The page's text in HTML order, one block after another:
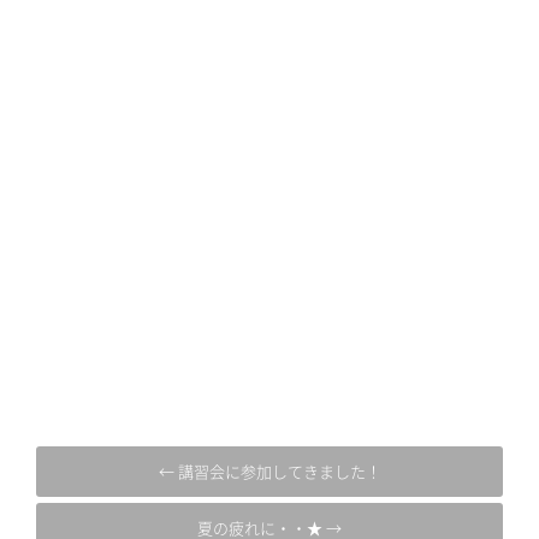
← 講習会に参加してきました！
夏の疲れに・・★ →